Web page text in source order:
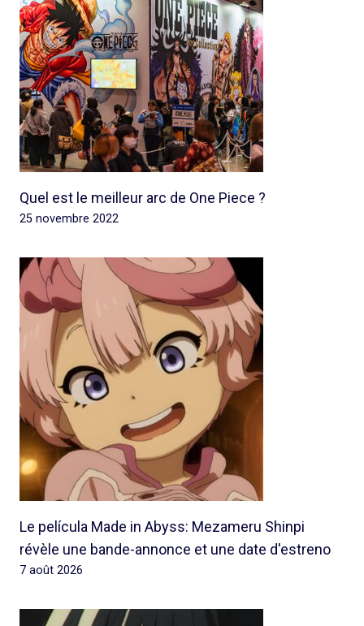
Quel est le meilleur arc de One Piece ?
25 novembre 2022
Le película Made in Abyss: Mezameru Shinpi
révèle une bande-annonce et une date d'estreno
7 août 2026